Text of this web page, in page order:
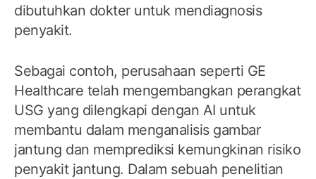
dibutuhkan dokter untuk mendiagnosis
penyakit.
Sebagai contoh, perusahaan seperti GE
Healthcare telah mengembangkan perangkat
USG yang dilengkapi dengan AI untuk
membantu dalam menganalisis gambar
jantung dan memprediksi kemungkinan risiko
penyakit jantung. Dalam sebuah penelitian